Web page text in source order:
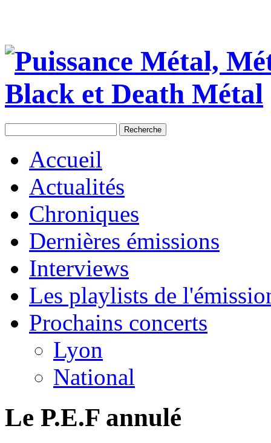
Accueil
Actualités
Chroniques
Dernières émissions
Interviews
Les playlists de
Prochains concerts
Lyon
National
Le P.E.F annulé